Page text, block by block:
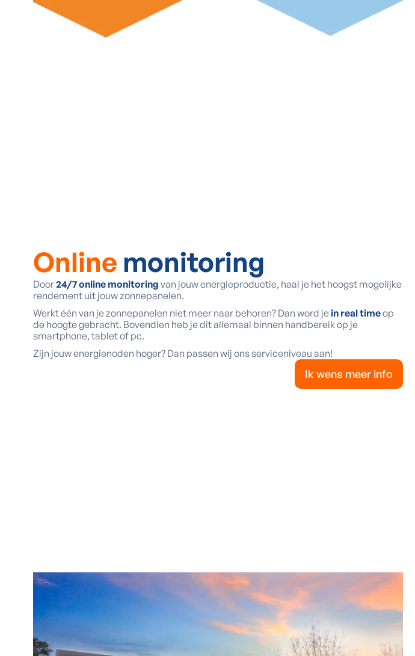
Online monitoring
Door24/7 online monitoring van jouw energieproductie, haal je het hoogst mogelijke
rendement uit jouw zonnepanelen.
Werkt één van je zonnepanelen niet meer naar behoren? Dan word jein real timeop
de hoogte gebracht. Bovendien heb je dit allemaal binnen handbereik op je
smartphone, tablet of pc.
Zijn jouw energienoden hoger? Dan passen wij ons serviceniveau aan!
Ik wens meer info